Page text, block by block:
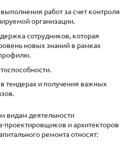
работ за счет контроля
организации.
сотрудников, которая
новых знаний в рамках
тендерах и получения важных
видам деятельности
проектировщиков и архитекторов
ремонта относят: